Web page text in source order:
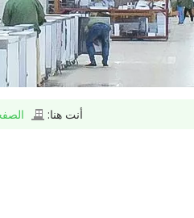
أنت هنا: